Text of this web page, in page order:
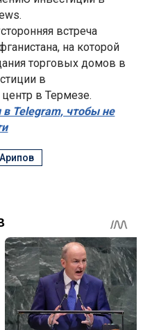
встреча
на которой
торговых домов в
в
в Термезе.
Telegram, чтобы не